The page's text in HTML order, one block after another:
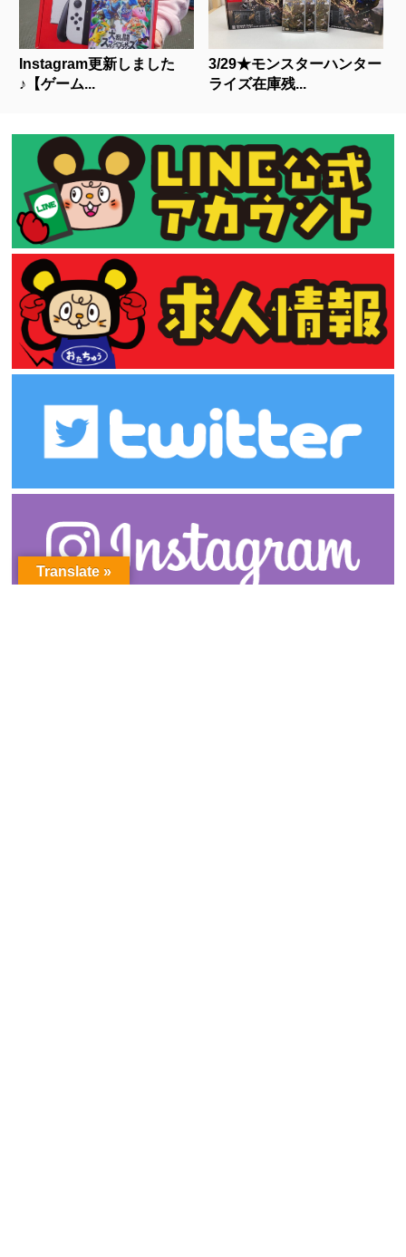
Instagram更新しました
♪【ゲーム...
3/29★モンスターハンター
ライズ在庫残...
Translate »